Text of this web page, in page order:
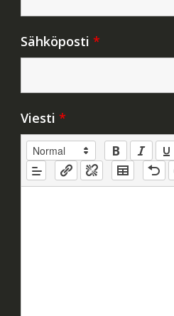
Sähköposti *
Viesti *